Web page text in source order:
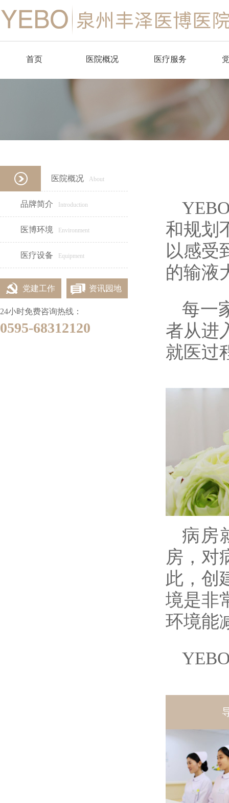
首页 医院概况 医疗服务
医学检验科
医学影像科
女性专区
医院概况 About
品牌简介 Introduction
医博环境 Environment
医疗设备 Equipment
党建工作 资讯园地
24小时免费咨询热线：
0595-68312120
和规划
以感受
的输液
每一
者从进
就医过
病房
房，对
此，创
境是非
环境能